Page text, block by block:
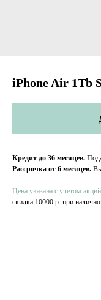
iPhone Air 1Tb
Кредит до 36 месяцев.
Рассрочка от 6 месяцев.
Цена указана с учетом акций
скидка 10000 р. при